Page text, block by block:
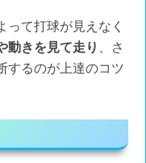
って打球が見えなく
動きを見て走り
、さ
するのが上達のコツ